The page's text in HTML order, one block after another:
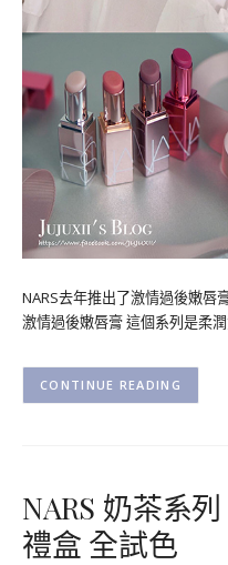
NARS去年推出了激情過後嫩唇
激情過後嫩唇膏 這個系列是柔
CONTINUE READING
NARS 奶茶系
禮盒 全試色